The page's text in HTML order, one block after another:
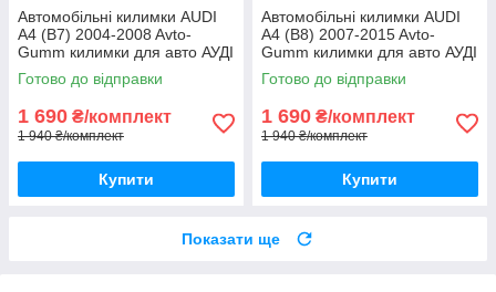
Автомобільні килимки AUDI
A4 (B7) 2004-2008 Avto-
Gumm килимки для авто АУДІ
А4 (Б7) 2004-2008 Автогум
Готово до відправки
1 690 ₴/комплект
1 940 ₴/комплект
Купити
Автомобільні килимки AUDI
A4 (B8) 2007-2015 Avto-
Gumm килимки для авто АУДІ
А4 (Б8) 2007-2015 Автогум
Готово до відправки
1 690 ₴/комплект
1 940 ₴/комплект
Купити
Показати ще